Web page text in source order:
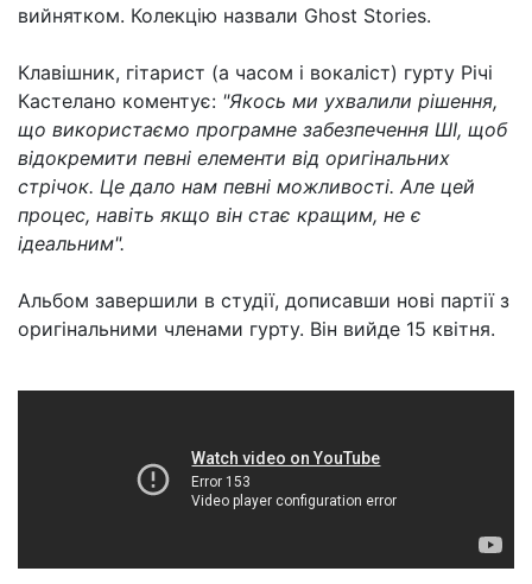
вийнятком. Колекцію назвали Ghost Stories.
Клавішник, гітарист (а часом і вокаліст) гурту Річі
Кастелано коментує: "Якось ми ухвалили рішення,
що використаємо програмне забезпечення ШІ, щоб
відокремити певні елементи від оригінальних
стрічок. Це дало нам певні можливості. Але цей
процес, навіть якщо він стає кращим, не є
ідеальним".
Альбом завершили в студії, дописавши нові партії з
оригінальними членами гурту. Він вийде 15 квітня.